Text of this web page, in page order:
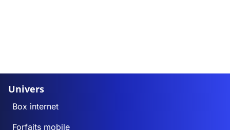
Univers
Box internet
Forfaits mobile